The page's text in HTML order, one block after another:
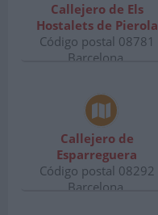
Callejero de Els
Hostalets de Pierola
Código postal 08781
Barcelona.
Callejero de
Esparreguera
Código postal 08292
Barcelona.